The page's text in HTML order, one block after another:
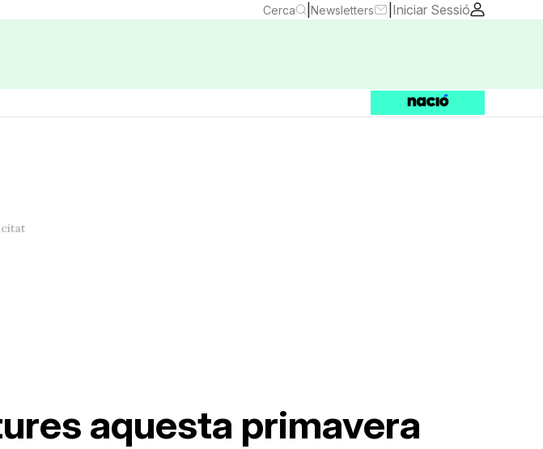
Cerca Newsletters Iniciar Sessió
aquesta primavera